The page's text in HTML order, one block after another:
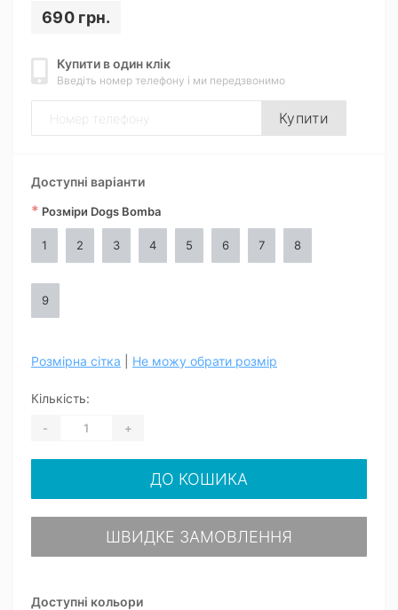
690 грн.
Купити в один клік
Введіть номер телефону і ми передзвонимо
Купити
Доступні кольори
Доступні варіанти
* Розміри Dogs Bomba
1 2 3 4 5 6 7 8
9
Розмірна сітка Не можу обрати розмір
Кількість:
- +
ДО КОШИКА
ШВИДКЕ ЗАМОВЛЕННЯ